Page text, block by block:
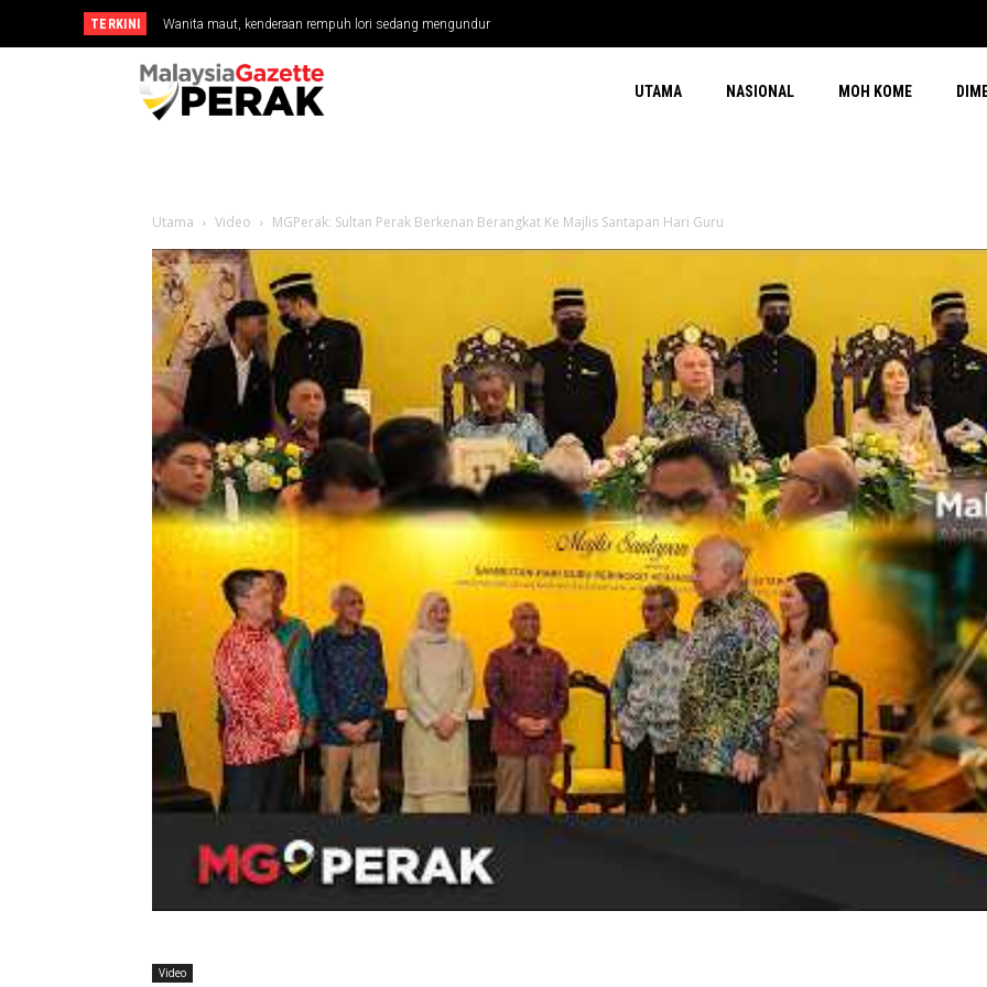
TERKINI Anwar ziarah Fadillah, Ismail Sabri di IJN
UTAMA NASIONAL MOH KOME
Utama Video MGPerak: Sultan Perak Berkenan Berangkat Ke Majlis Santapan Hari Guru
Video